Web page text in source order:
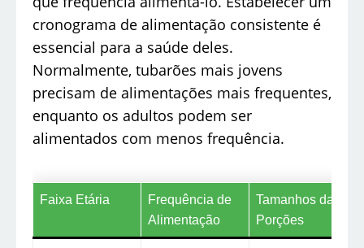
cronograma de alimentação consistente é
essencial para a saúde deles.
Normalmente, tubarões mais jovens
precisam de alimentações mais frequentes,
enquanto os adultos podem ser
alimentados com menos frequência.
Faixa Etária
Frequência de
Alimentação
Tamanhos das
Porções